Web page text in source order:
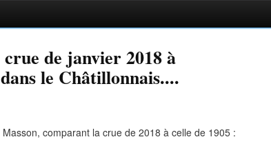
de janvier 2018 à
le Châtillonnais....
comparant la crue de 2018 à celle de 1905 :